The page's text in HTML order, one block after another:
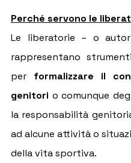
Perché servono le
Le liberatorie – o
rappresentano
per formalizzare il
genitori o comunque
la responsabilità
ad alcune attività o
della vita sportiva.